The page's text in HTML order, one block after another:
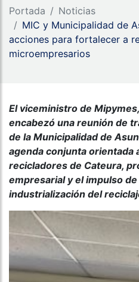
Portada
Noticias
MIC y Municipalidad de
acciones para fortalecer a
microempresarios
El viceministro de
encabezó una reunión de
de la Municipalidad de
agenda conjunta orientada
recicladores de Cateura,
empresarial y el impulso
industrialización del